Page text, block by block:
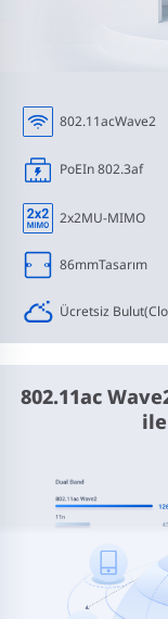
802.11acWave2
PoEIn 802.3af
2x2MU-MIMO
86mmTasarım
Ücretsiz Bulut
802.11ac